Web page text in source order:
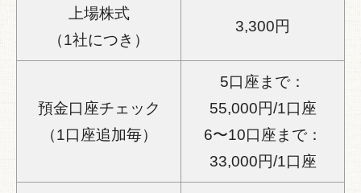
上場株式
（1社につき）
3,300円
預金口座チェック
（1口座追加毎）
5口座まで：
55,000円/1口座
6〜10口座まで：
33,000円/1口座